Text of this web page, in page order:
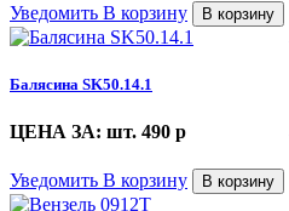
Уведомить В корзину В корзину
Балясина SK50.14.1
ЦЕНА ЗА: шт. 490 p
Уведомить В корзину В корзину